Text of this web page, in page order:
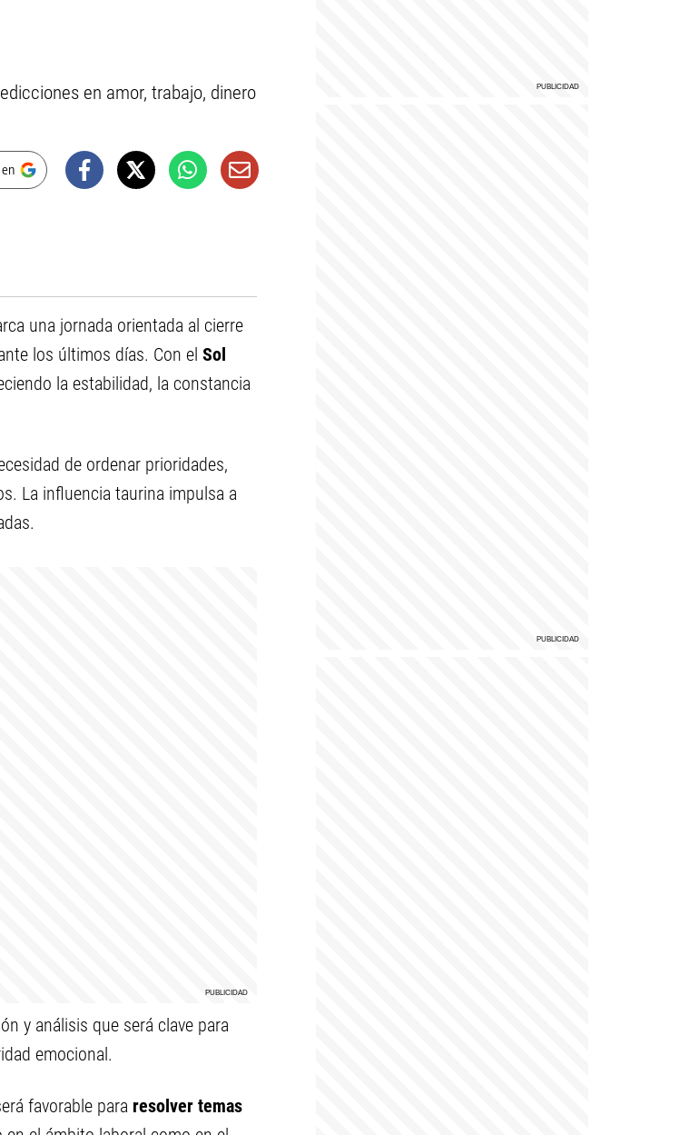
en amor, trabajo, dinero
una jornada orientada al cierre
los últimos días. Con el Sol
la estabilidad, la constancia
de ordenar prioridades,
La influencia taurina impulsa a
y análisis que será clave para
emocional.
favorable para resolver temas